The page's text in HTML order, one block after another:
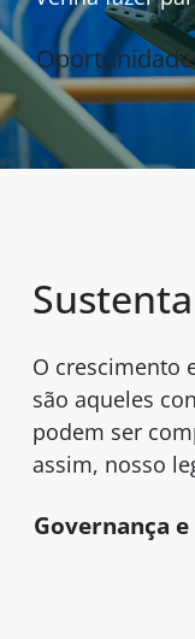
O crescimento
são aqueles
podem ser
assim, nosso
Governança